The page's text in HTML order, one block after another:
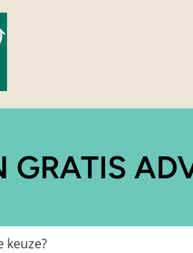
GRATIS
keuze?